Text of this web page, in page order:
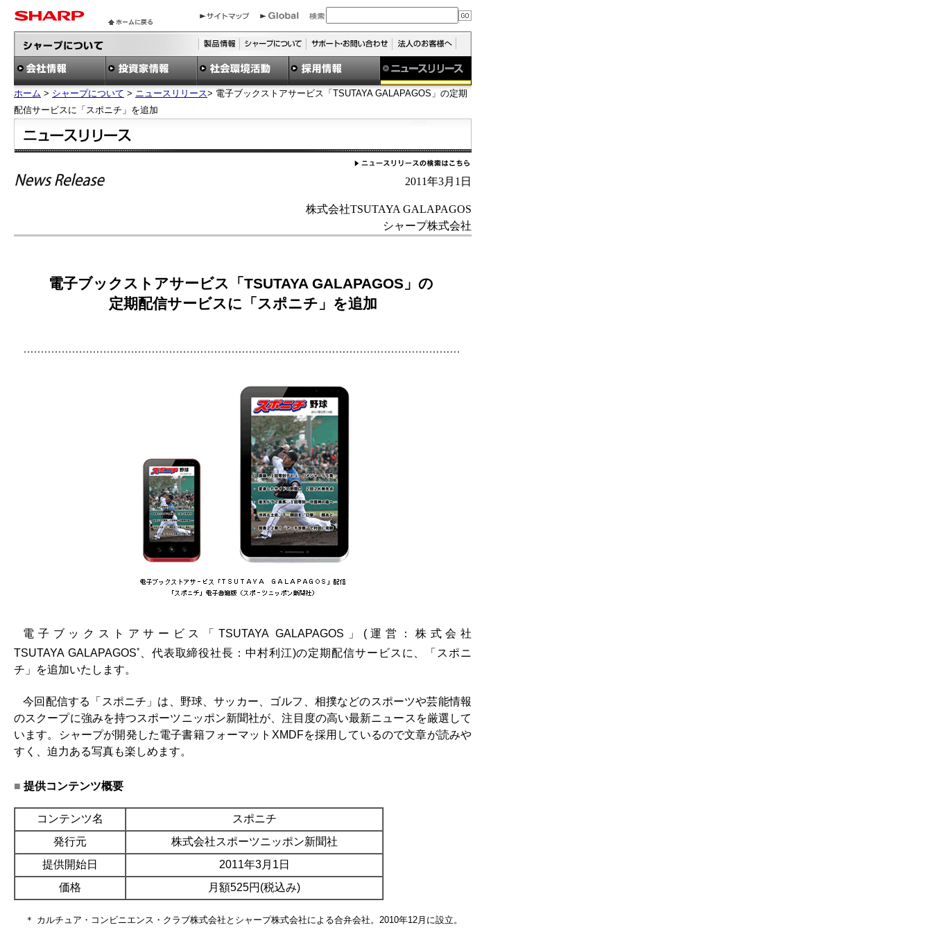
ホーム > シャープについて > ニュースリリース> 電子ブックストアサービス「TSUTAYA GALAPAGOS」の定期
配信サービスに「スポニチ」を追加
2011年3月1日
株式会社TSUTAYA GALAPAGOS
シャープ株式会社
電子ブックストアサービス「TSUTAYA GALAPAGOS」の
定期配信サービスに「スポニチ」を追加
電子ブックストアサービス「TSUTAYA GALAPAGOS」(運営：株式会社
TSUTAYA GALAPAGOS*、代表取締役社長：中村利江)の定期配信サービスに、「スポニ
チ」を追加いたします。
今回配信する「スポニチ」は、野球、サッカー、ゴルフ、相撲などのスポーツや芸能情報
のスクープに強みを持つスポーツニッポン新聞社が、注目度の高い最新ニュースを厳選して
います。シャープが開発した電子書籍フォーマットXMDFを採用しているので文章が読みや
すく、迫力ある写真も楽しめます。
■ 提供コンテンツ概要
コンテンツ名
スポニチ
発行元
株式会社スポーツニッポン新聞社
提供開始日
2011年3月1日
価格
月額525円(税込み)
＊ カルチュア・コンビニエンス・クラブ株式会社とシャープ株式会社による合弁会社。2010年12月に設立。